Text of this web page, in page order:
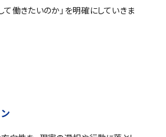
て働きたいのか」を明確にしていきま